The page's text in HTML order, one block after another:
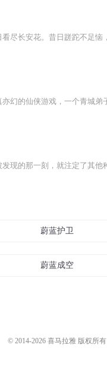
蔚蓝护卫
蔚蓝成空
© 2014-2026 喜马拉雅 版权所有